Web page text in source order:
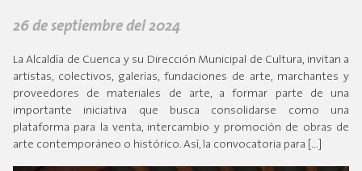
26 de septiembre del 2024
La Alcaldía de Cuenca y su Dirección Municipal de Cultura, invitan a
artistas, colectivos, galerías, fundaciones de arte, marchantes y
proveedores de materiales de arte, a formar parte de una
importante iniciativa que busca consolidarse como una
plataforma para la venta, intercambio y promoción de obras de
arte contemporáneo o histórico. Así, la convocatoria para […]